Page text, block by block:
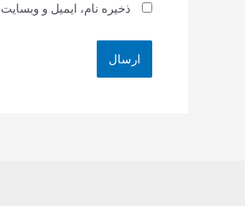
ذخیره نام، ایمیل و